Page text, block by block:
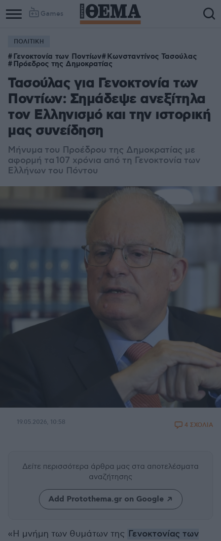
Games
ΠΟΛΙΤΙΚΗ
Γενοκτονία των Ποντίων Κωνσταντίνος Τασούλας
Πρόεδρος της Δημοκρατίας
Τασούλας για Γενοκτονία των
Ποντίων: Σημάδεψε ανεξίτηλα
τον Ελληνισμό και την ιστορική
μας συνείδηση
Μήνυμα του Προέδρου της Δημοκρατίας με
αφορμή τα 107 χρόνια από τη Γενοκτονία των
Ελλήνων του Πόντου
19.05.2026, 10:58 4 ΣΧΟΛΙΑ
Δείτε περισσότερα άρθρα μας στα αποτελέσματα
αναζήτησης
Add Protothema.gr on Google
«Η μνήμη των θυμάτων της Γενοκτονίας των